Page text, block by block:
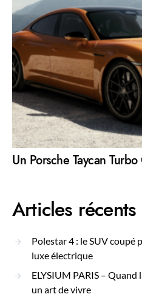
Un Porsche Taycan
Articles récents
Polestar 4 : le SUV coupé
luxe électrique
ELYSIUM PARIS –
un art de vivre